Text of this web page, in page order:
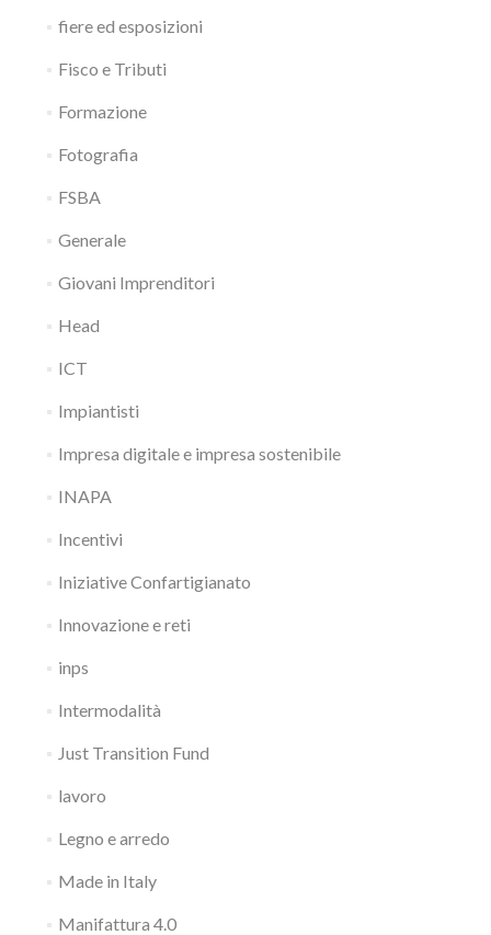
fiere ed esposizioni
Fisco e Tributi
Formazione
Fotografia
FSBA
Generale
Giovani Imprenditori
Head
ICT
Impiantisti
Impresa digitale e impresa sostenibile
INAPA
Incentivi
Iniziative Confartigianato
Innovazione e reti
inps
Intermodalità
Just Transition Fund
lavoro
Legno e arredo
Made in Italy
Manifattura 4.0